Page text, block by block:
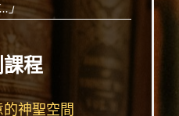
」
課程
的神聖空間